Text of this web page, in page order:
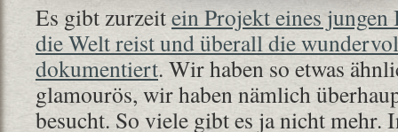
Es gibt zurzeitein Projekt eines
die Welt reist und überall die
dokumentiert. Wir haben so etwas
glamourös, wir haben nämlich
besucht. So viele gibt es ja nicht mehr.